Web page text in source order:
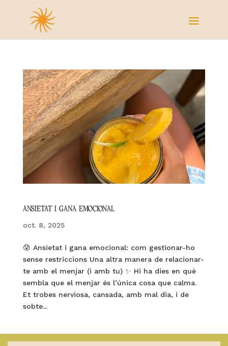
ANSIETAT I GANA EMOCIONAL
oct. 8, 2025
😰 Ansietat i gana emocional: com gestionar-ho
sense restriccions Una altra manera de relacionar-
te amb el menjar (i amb tu) ✨ Hi ha dies en què
sembla que el menjar és l’única cosa que calma.
Et trobes nerviosa, cansada, amb mal dia, i de
sobte...